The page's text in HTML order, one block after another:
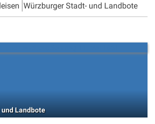
Würzburger Stadt- und Landbote
Landbote